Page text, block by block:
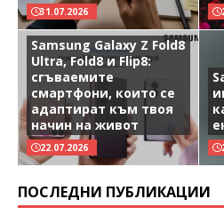
31.07.2026
Samsung Galaxy Z Fold8
Ultra, Fold8 и Flip8:
сгъваемите
смартфони, които се
адаптират към твоя
начин на живот
22.07.2026
ПОСЛЕДНИ ПУБЛИКАЦИИ